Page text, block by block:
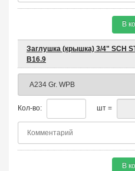
В
Заглушка (крышка) 3/4" SCH
B16.9
Кол-во: шт =
В